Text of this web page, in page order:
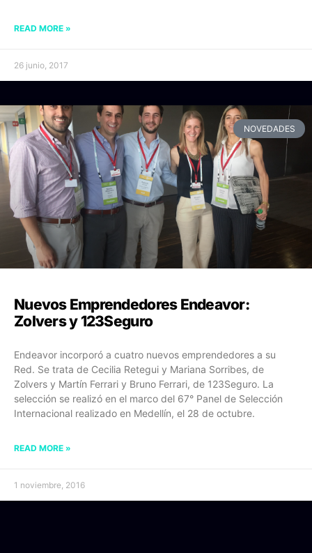
READ MORE »
26 junio, 2017
NOVEDADES
Nuevos Emprendedores Endeavor:
Zolvers y 123Seguro
Endeavor incorporó a cuatro nuevos emprendedores a su
Red. Se trata de Cecilia Retegui y Mariana Sorribes, de
Zolvers y Martín Ferrari y Bruno Ferrari, de 123Seguro. La
selección se realizó en el marco del 67° Panel de Selección
Internacional realizado en Medellín, el 28 de octubre.
READ MORE »
1 noviembre, 2016